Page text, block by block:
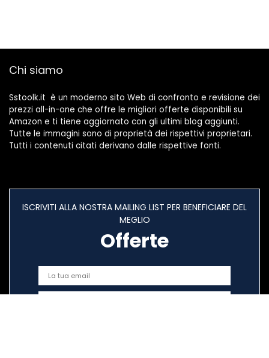
Chi siamo
Sstoolk.it è un moderno sito Web di confronto e revisione dei
prezzi all-in-one che offre le migliori offerte disponibili su
Amazon e ti tiene aggiornato con gli ultimi blog aggiunti.
Tutte le immagini sono di proprietà dei rispettivi proprietari.
Tutti i contenuti citati derivano dalle rispettive fonti.
ISCRIVITI ALLA NOSTRA MAILING LIST PER BENEFICIARE DEL
MEGLIO
Offerte